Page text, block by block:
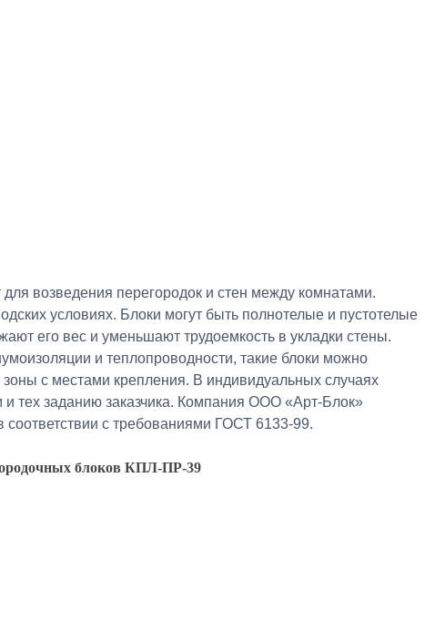
возведения перегородок и стен между комнатами.
условиях. Блоки могут быть полнотелые и пустотелые
его вес и уменьшают трудоемкость в укладки стены.
и теплопроводности, такие блоки можно
с местами крепления. В индивидуальных случаях
тех заданию заказчика. Компания ООО «Арт-Блок»
с требованиями ГОСТ 6133-99.
блоков КПЛ-ПР-39